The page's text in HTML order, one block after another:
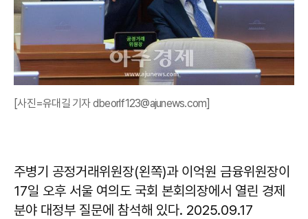
[사진=유대길 기자 dbeorlf123@ajunews.com]
주병기 공정거래위원장(왼쪽)과 이억원 금융위원장이
17일 오후 서울 여의도 국회 본회의장에서 열린 경제
분야 대정부 질문에 참석해 있다. 2025.09.17